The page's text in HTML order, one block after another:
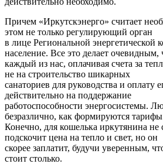
Причем «Иркутскэнерго» считает
этом не только регулирующий орган
в лице Региональной энергетической
население. Все это делает очевидным,
каждый из нас, оплачивая счета за
не на строительство шикарных
санаториев для руководства и оплату
действительно на поддержание
работоспособности энергосистемы.
безразлично, как формируются
Конечно, для кошелька иркутянина не
подскочит цена на тепло и свет, но он
скорее заплатит, будучи уверенным,
стоит столько.